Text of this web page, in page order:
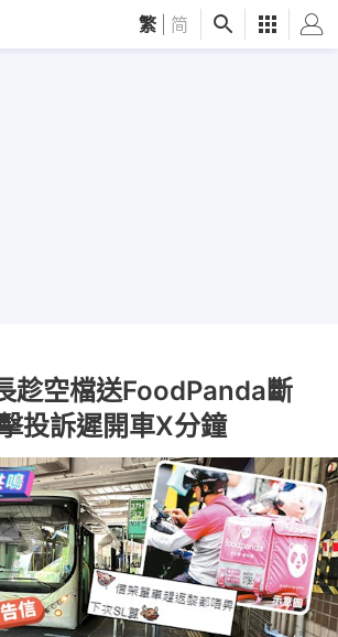
繁 简
趁空檔送FoodPanda斷
訴遲開車X分鐘